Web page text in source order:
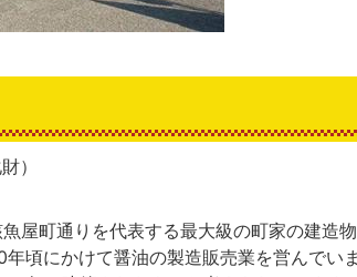
）
屋町通りを代表する最大級の町家の建造
頃にかけて醤油の製造販売業を営んでい